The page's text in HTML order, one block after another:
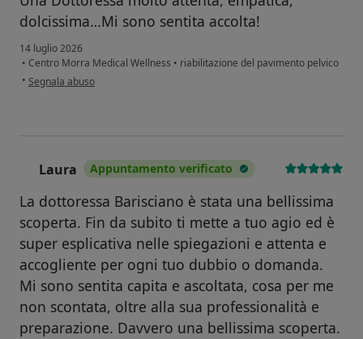
dolcissima…Mi sono sentita accolta!
14 luglio 2026
• Centro Morra Medical Wellness • riabilitazione del pavimento pelvico
• secondo l'opinione dell'utente SDM
Segnala abuso
Laura Appuntamento verificato
La dottoressa Barisciano è stata una bellissima
scoperta. Fin da subito ti mette a tuo agio ed è
super esplicativa nelle spiegazioni e attenta e
accogliente per ogni tuo dubbio o domanda.
Mi sono sentita capita e ascoltata, cosa per me
non scontata, oltre alla sua professionalità e
preparazione. Davvero una bellissima scoperta.